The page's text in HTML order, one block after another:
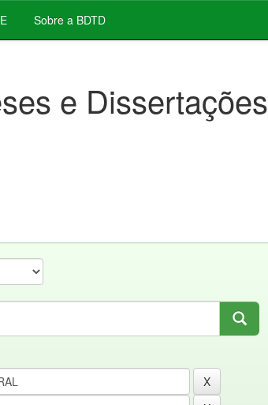
Sobre a BDTD
e Dissertações